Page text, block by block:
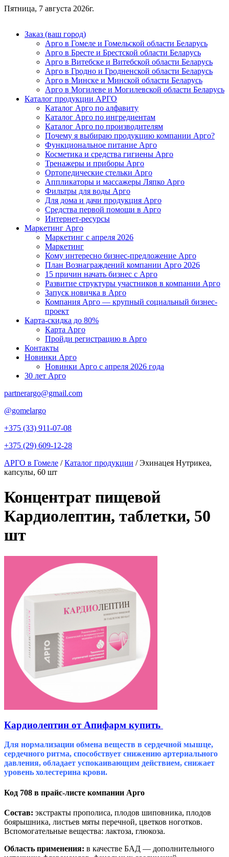
Пятница, 7 августа 2026г.
Заказ (ваш город)
Арго в Гомеле и Гомельской области Беларусь
Арго в Бресте и Брестской области Беларусь
Арго в Витебске и Витебской области Беларусь
Арго в Гродно и Гродненской области Беларусь
Арго в Минске и Минской области Беларусь
Арго в Могилеве и Могилевской области Беларусь
Каталог продукции АРГО
Каталог Арго по алфавиту
Каталог Арго по ингредиентам
Каталог Арго по производителям
Почему я выбираю продукцию компании Арго?
Функциональное питание Арго
Косметика и средства гигиены Арго
Тренажеры и приборы Арго
Ортопедические стельки Арго
Аппликаторы и массажеры Ляпко Арго
Фильтры для воды Арго
Для дома и дачи продукция Арго
Средства первой помощи в Арго
Интернет-ресурсы
Маркетинг Арго
Маркетинг с апреля 2026
Маркетинг
Кому интересно бизнес-предложение Арго
План Вознаграждений компании Арго 2026
15 причин начать бизнес с Арго
Развитие структуры участников в компании Арго
Запуск новичка в Арго
Компания Арго — крупный социальный бизнес-
проект
Карта-скидка до 80%
Карта Арго
Пройди регистрацию в Арго
Контакты
Новинки Арго
Новинки Арго с апреля 2026 года
30 лет Арго
partnerargo@gmail.com
@gomelargo
+375 (33) 911-07-08
+375 (29) 609-12-28
АРГО в Гомеле /Каталог продукции /Эхинацея Нутрикеа,
капсулы, 60 шт
Концентрат пищевой
Кардиолептин, таблетки, 50
шт
Кардиолептин от Апифарм купить
Для нормализации обмена веществ в сердечной мышце,
сердечного ритма, способствует снижению артериального
давления, обладает успокаивающим действием, снижает
уровень холестерина крови.
Код 708 в прайс-листе компании Арго
Состав: экстракты прополиса, плодов шиповника, плодов
боярышника, листьев мяты перечной, цветков ноготков.
Вспомогательные вещества: лактоза, глюкоза.
Область применения: в качестве БАД — дополнительного